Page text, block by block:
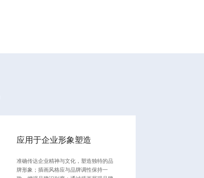
应用于企业形象塑造
准确传达企业精神与文化，塑造独特的品
牌形象；插画风格应与品牌调性保持一